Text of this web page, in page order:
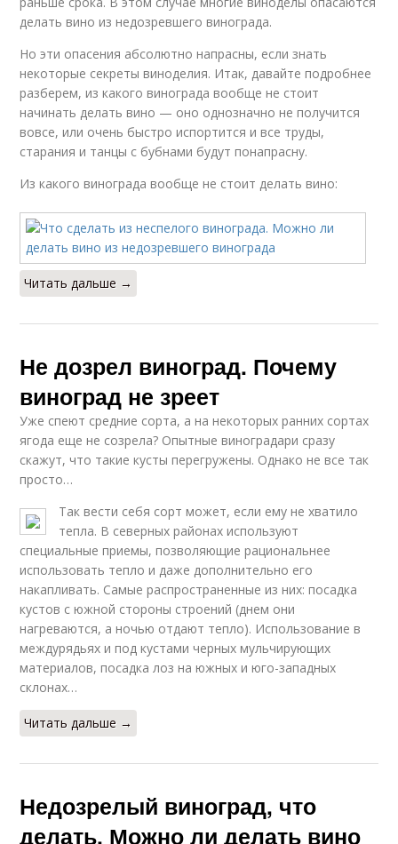
делать вино из недозревшего винограда.
Но эти опасения абсолютно напрасны, если знать
некоторые секреты виноделия. Итак, давайте подробнее
разберем, из какого винограда вообще не стоит
начинать делать вино — оно однозначно не получится
вовсе, или очень быстро испортится и все труды,
старания и танцы с бубнами будут понапрасну.
Из какого винограда вообще не стоит делать вино:
Читать дальше →
Не дозрел виноград. Почему
виноград не зреет
Уже спеют средние сорта, а на некоторых ранних сортах
ягода еще не созрела? Опытные виноградари сразу
скажут, что такие кусты перегружены. Однако не все так
просто…
Так вести себя сорт может, если ему не хватило
тепла. В северных районах используют
специальные приемы, позволяющие рациональнее
использовать тепло и даже дополнительно его
накапливать. Самые распространенные из них: посадка
кустов с южной стороны строений (днем они
нагреваются, а ночью отдают тепло). Использование в
междурядьях и под кустами черных мульчирующих
материалов, посадка лоз на южных и юго-западных
склонах…
Читать дальше →
Недозрелый виноград, что
делать. Можно ли делать вино